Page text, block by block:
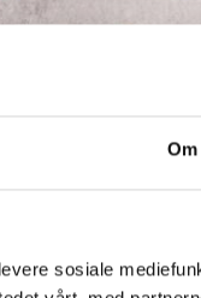
Om
sosiale
0